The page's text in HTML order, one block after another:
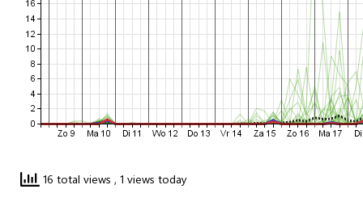
16 total views , 1 views today